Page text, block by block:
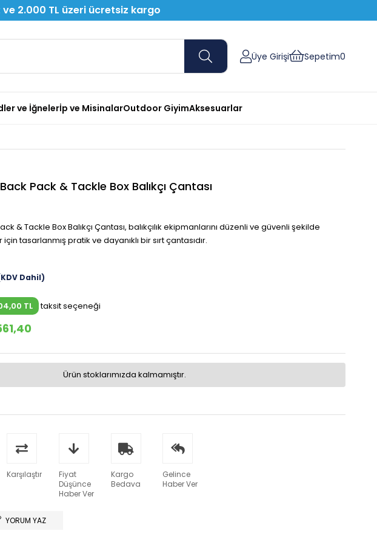
2.000 TL üzeri ücretsiz kargo
Üye Girişi Sepetim0
ve İğnelerİp ve MisinalarOutdoor GiyimAksesuarlar
Pack & Tackle Box Balıkçı Çantası
& Tackle Box Balıkçı Çantası, balıkçılık ekipmanlarını düzenli ve güvenli şekilde
tasarlanmış pratik ve dayanıklı bir sırt çantasıdır.
Dahil)
TL taksit seçeneği
Ürün stoklarımızda kalmamıştır.
Karşılaştır
Fiyat
Düşünce
Haber Ver
Kargo
Bedava
Gelince
Haber Ver
YORUM YAZ